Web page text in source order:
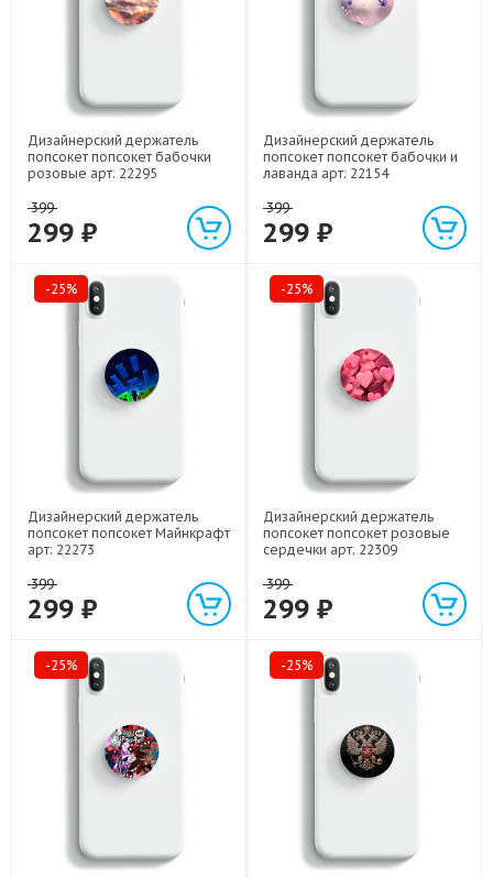
Дизайнерский держатель
попсокет попсокет бабочки
розовые арт: 22295
399
299 ₽
Дизайнерский держатель
попсокет попсокет бабочки и
лаванда арт: 22154
399
299 ₽
-25%
Дизайнерский держатель
попсокет попсокет Майнкрафт
арт: 22273
399
299 ₽
-25%
Дизайнерский держатель
попсокет попсокет розовые
сердечки арт: 22309
399
299 ₽
-25% -25%